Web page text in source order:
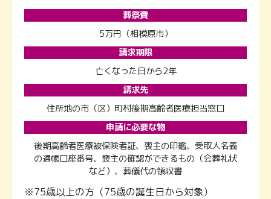
葬祭費
5万円（相模原市）
請求期限
亡くなった日から2年
請求先
住所地の市（区）町村後期高齢者医療担当窓口
申請に必要な物
後期高齢者医療被保険者証、喪主の印鑑、受取人名義
の通帳口座番号、喪主の確認ができるもの（会葬礼状
など）、葬儀代の領収書
※75歳以上の方（75歳の誕生日から対象）